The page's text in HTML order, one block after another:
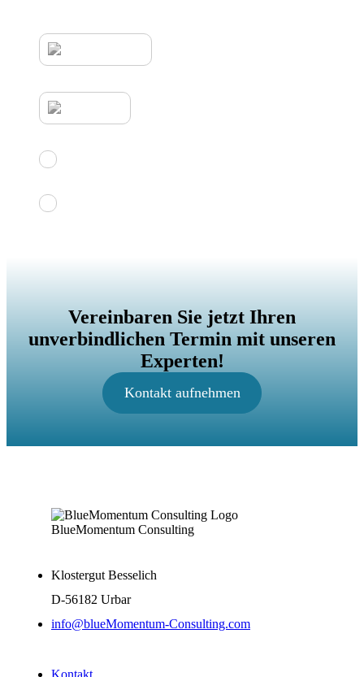
Vereinbaren Sie jetzt Ihren
unverbindlichen Termin mit unseren
Experten!
Kontakt aufnehmen
BlueMomentum Consulting
Klostergut Besselich
D-56182 Urbar
info@blueMomentum-Consulting.com
Kontakt